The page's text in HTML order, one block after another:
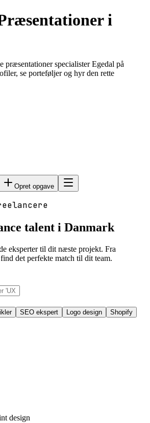
i
præsentationer specialister Egedal på
se porteføljer og hyr den rette
Opret opgave
talent i Danmark
eksperter til dit næste projekt. Fra
det perfekte match til dit team.
SEO ekspert Logo design Shopify
design